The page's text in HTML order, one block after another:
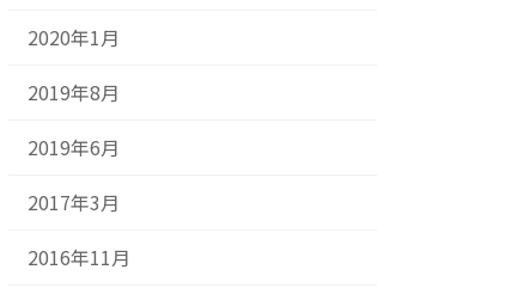
2020年1月
2019年8月
2019年6月
2017年3月
2016年11月